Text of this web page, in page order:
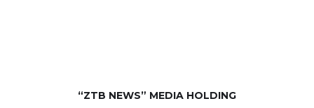
“ZTB NEWS” MEDIA HOLDING